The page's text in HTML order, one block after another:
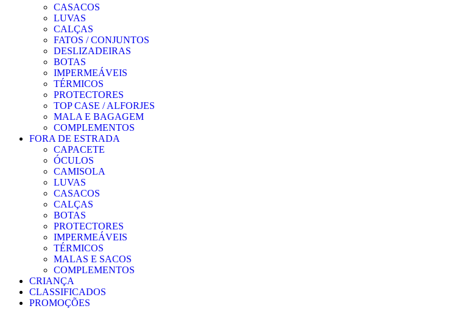
CASACOS
LUVAS
CALÇAS
FATOS / CONJUNTOS
DESLIZADEIRAS
BOTAS
IMPERMEÁVEIS
TÉRMICOS
PROTECTORES
TOP CASE / ALFORJES
MALA E BAGAGEM
COMPLEMENTOS
FORA DE ESTRADA
CAPACETE
ÓCULOS
CAMISOLA
LUVAS
CASACOS
CALÇAS
BOTAS
PROTECTORES
IMPERMEÁVEIS
TÉRMICOS
MALAS E SACOS
COMPLEMENTOS
CRIANÇA
CLASSIFICADOS
PROMOÇÕES